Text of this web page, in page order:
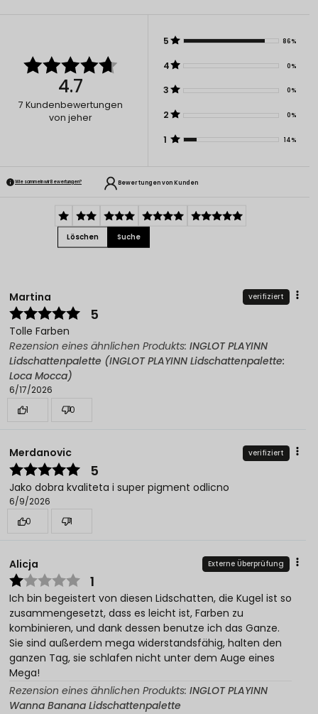
4.7
7 Kundenbewertungen
von jeher
5 86%
4 0%
3 0%
2 0%
1 14%
Wie sammeln wir Bewertungen? Bewertungen von Kunden
Löschen Suche
Martina verifiziert
5
Tolle Farben
Rezension eines ähnlichen Produkts: INGLOT PLAYINN
Lidschattenpalette (INGLOT PLAYINN Lidschattenpalette:
Loca Mocca)
6/17/2026
1
0
Merdanovic verifiziert
5
Jako dobra kvaliteta i super pigment odlicno
6/9/2026
0
1
Alicja Externe Überprüfung
1
Ich bin begeistert von diesen Lidschatten, die Kugel ist so
zusammengesetzt, dass es leicht ist, Farben zu
kombinieren, und dank dessen benutze ich das Ganze.
Sie sind außerdem mega widerstandsfähig, halten den
ganzen Tag, sie schlafen nicht unter dem Auge eines
Mega!
Rezension eines ähnlichen Produkts: INGLOT PLAYINN
Wanna Banana Lidschattenpalette